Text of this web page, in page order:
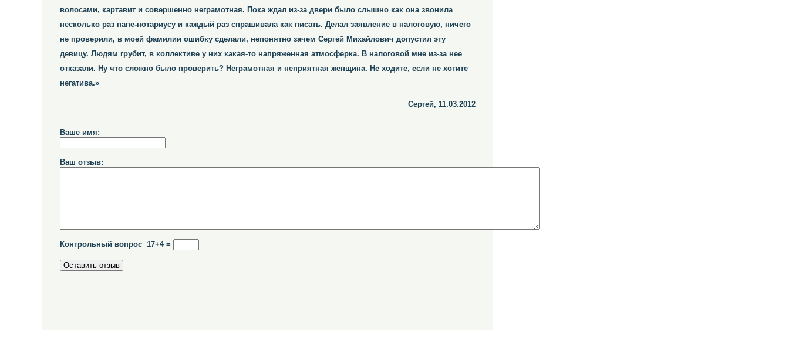
волосами, картавит и совершенно неграмотная. Пока ждал из-за двери было слышно как она звонила
несколько раз папе-нотариусу и каждый раз спрашивала как писать. Делал заявление в налоговую, ничего
не проверили, в моей фамилии ошибку сделали, непонятно зачем Сергей Михайлович допустил эту
девицу. Людям грубит, в коллективе у них какая-то напряженная атмосферка. В налоговой мне из-за нее
отказали. Ну что сложно было проверить? Неграмотная и неприятная женщина. Не ходите, если не хотите
негатива.»
Сергей, 11.03.2012
Ваше имя:
Ваш отзыв:
Контрольный вопрос 17+4 =